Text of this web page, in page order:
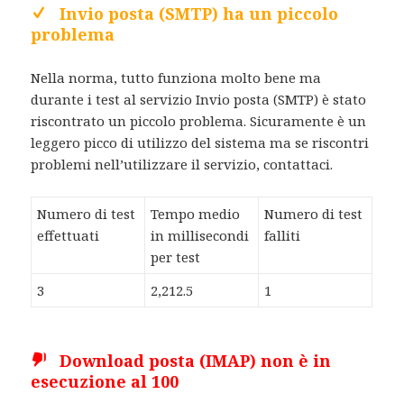
Invio posta (SMTP) ha un piccolo
problema
Nella norma, tutto funziona molto bene ma
durante i test al servizio Invio posta (SMTP) è stato
riscontrato un piccolo problema. Sicuramente è un
leggero picco di utilizzo del sistema ma se riscontri
problemi nell’utilizzare il servizio, contattaci.
Numero di test
effettuati
Tempo medio
in millisecondi
per test
Numero di test
falliti
3 2,212.5 1
Download posta (IMAP) non è in
esecuzione al 100